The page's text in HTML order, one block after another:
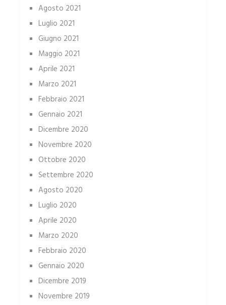
Agosto 2021
Luglio 2021
Giugno 2021
Maggio 2021
Aprile 2021
Marzo 2021
Febbraio 2021
Gennaio 2021
Dicembre 2020
Novembre 2020
Ottobre 2020
Settembre 2020
Agosto 2020
Luglio 2020
Aprile 2020
Marzo 2020
Febbraio 2020
Gennaio 2020
Dicembre 2019
Novembre 2019